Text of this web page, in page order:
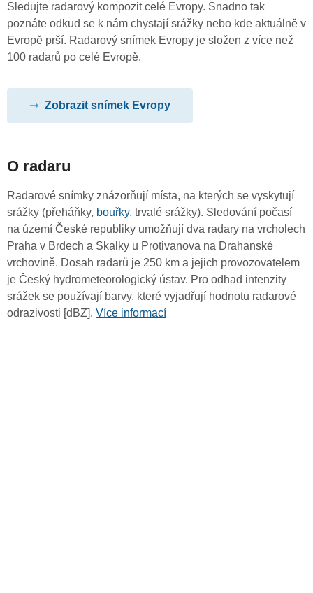
Sledujte radarový kompozit celé Evropy. Snadno tak
poznáte odkud se k nám chystají srážky nebo kde aktuálně v
Evropě prší. Radarový snímek Evropy je složen z více než
100 radarů po celé Evropě.
Zobrazit snímek Evropy
O radaru
Radarové snímky znázorňují místa, na kterých se vyskytují
srážky (přeháňky, bouřky, trvalé srážky). Sledování počasí
na území České republiky umožňují dva radary na vrcholech
Praha v Brdech a Skalky u Protivanova na Drahanské
vrchovině. Dosah radarů je 250 km a jejich provozovatelem
je Český hydrometeorologický ústav. Pro odhad intenzity
srážek se používají barvy, které vyjadřují hodnotu radarové
odrazivosti [dBZ]. Více informací